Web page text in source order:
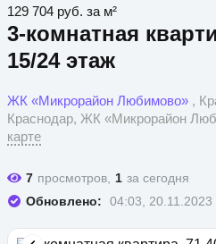
3-комнатная
15/24 этаж
ЖК «Микрорайон Любимово» ,
Краснодар, ЖК «Микрорайон
карте
129 704 руб. за м²
7 просмотров, 1 за сегодня
Обновлено:
04:03, 20.11.2023